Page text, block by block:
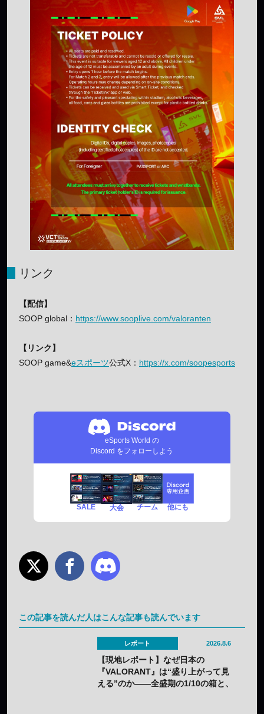
リンク
【配信】
SOOP global： https://www.sooplive.com/valoranten
【リンク】
SOOP game&eスポーツ公式X： https://x.com/soopesports
eSports World の
Discord をフォローしよう
SALE 大会 チーム 他にも
この記事を読んだ人はこんな記事も読んでいます
レポート 2026.8.6
【現地レポート】なぜ日本の
『VALORANT』は“盛り上がって見
える”のか——全盛期の1/10の箱と、